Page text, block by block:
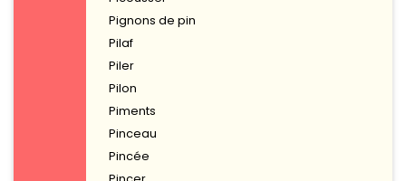
Pignons de pin
Pilaf
Piler
Pilon
Piments
Pinceau
Pincée